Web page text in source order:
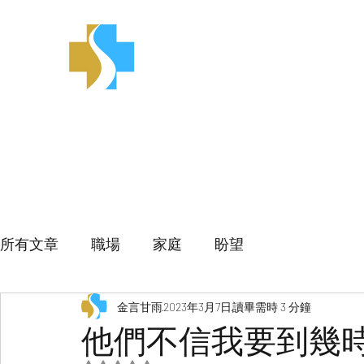
所有文章 職場 家庭 盼望
他們不信我要到幾
金言甘雨2023年3月7日讀畢需時 3 分鐘